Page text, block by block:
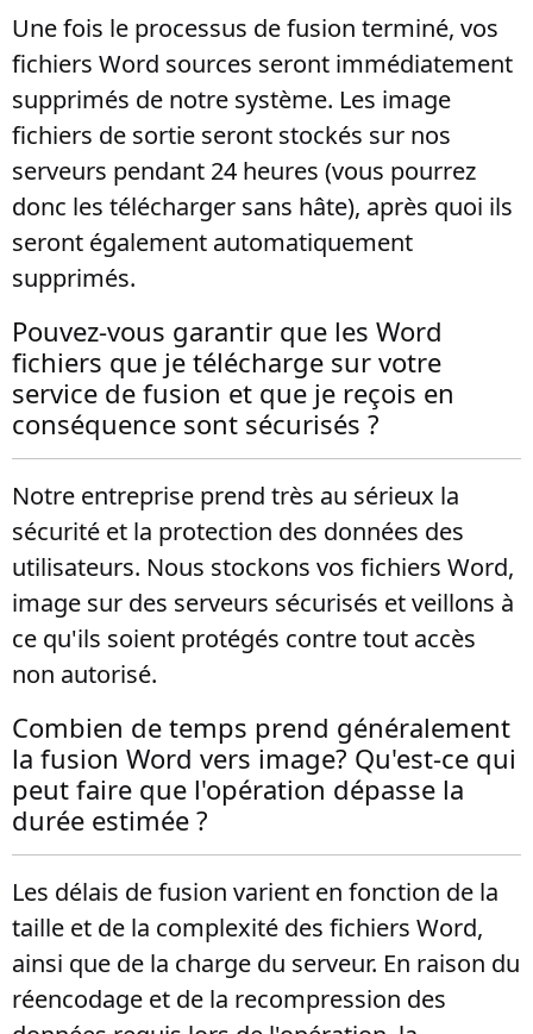
Une fois le processus de fusion terminé, vos
fichiers Word sources seront immédiatement
supprimés de notre système. Les image
fichiers de sortie seront stockés sur nos
serveurs pendant 24 heures (vous pourrez
donc les télécharger sans hâte), après quoi ils
seront également automatiquement
supprimés.
Pouvez-vous garantir que les Word
fichiers que je télécharge sur votre
service de fusion et que je reçois en
conséquence sont sécurisés ?
Notre entreprise prend très au sérieux la
sécurité et la protection des données des
utilisateurs. Nous stockons vos fichiers Word,
image sur des serveurs sécurisés et veillons à
ce qu'ils soient protégés contre tout accès
non autorisé.
Combien de temps prend généralement
la fusion Word vers image? Qu'est-ce qui
peut faire que l'opération dépasse la
durée estimée ?
Les délais de fusion varient en fonction de la
taille et de la complexité des fichiers Word,
ainsi que de la charge du serveur. En raison du
réencodage et de la recompression des